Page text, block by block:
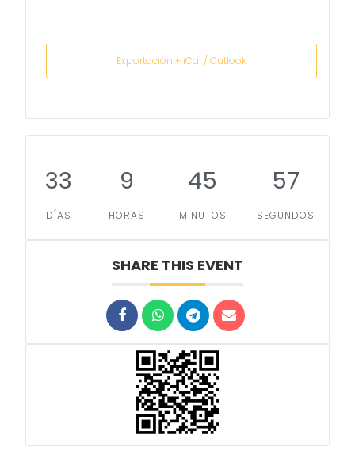
33
DÍAS
9
HORAS
45
MINUTOS
57
SEGUNDOS
SHARE THIS EVENT
Exportación + iCal / Outlook